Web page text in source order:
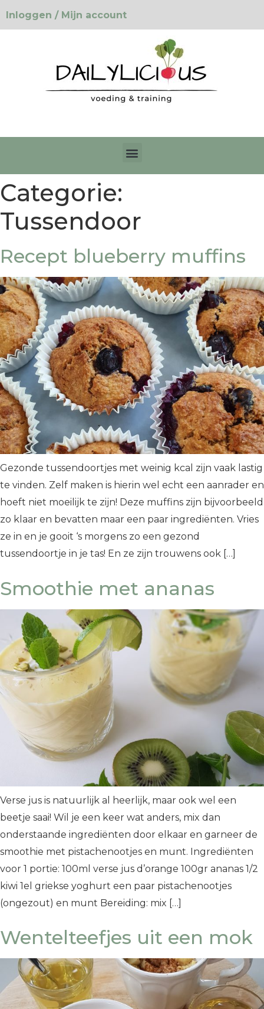
Inloggen / Mijn account
Categorie:
Tussendoor
Recept blueberry muffins
Gezonde tussendoortjes met weinig kcal zijn vaak lastig
te vinden. Zelf maken is hierin wel echt een aanrader en
hoeft niet moeilijk te zijn! Deze muffins zijn bijvoorbeeld
zo klaar en bevatten maar een paar ingrediënten. Vries
ze in en je gooit ‘s morgens zo een gezond
tussendoortje in je tas! En ze zijn trouwens ook […]
Smoothie met ananas
Verse jus is natuurlijk al heerlijk, maar ook wel een
beetje saai! Wil je een keer wat anders, mix dan
onderstaande ingrediënten door elkaar en garneer de
smoothie met pistachenootjes en munt. Ingrediënten
voor 1 portie: 100ml verse jus d’orange 100gr ananas 1/2
kiwi 1el griekse yoghurt een paar pistachenootjes
(ongezout) en munt Bereiding: mix […]
Wentelteefjes uit een mok